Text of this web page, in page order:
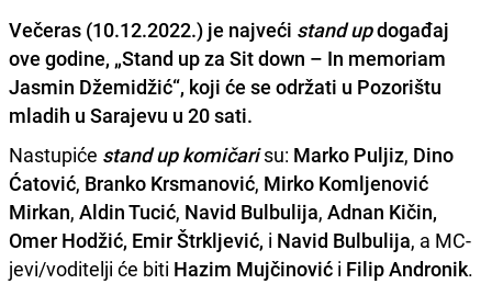
Večeras (10.12.2022.) je najveći stand updogađaj
ove godine, „Stand up za Sit down – In memoriam
Jasmin Džemidžić“, koji će se održati u Pozorištu
mladih u Sarajevu u 20 sati.
Nastupiće stand up komičarisu: Marko Puljiz, Dino
Ćatović, Branko Krsmanović, Mirko Komljenović
Mirkan, Aldin Tucić, Navid Bulbulija, Adnan Kičin,
Omer Hodžić, Emir Štrkljević, i Navid Bulbulija, a MC-
jevi/voditelji će biti Hazim Mujčinović i Filip Andronik.